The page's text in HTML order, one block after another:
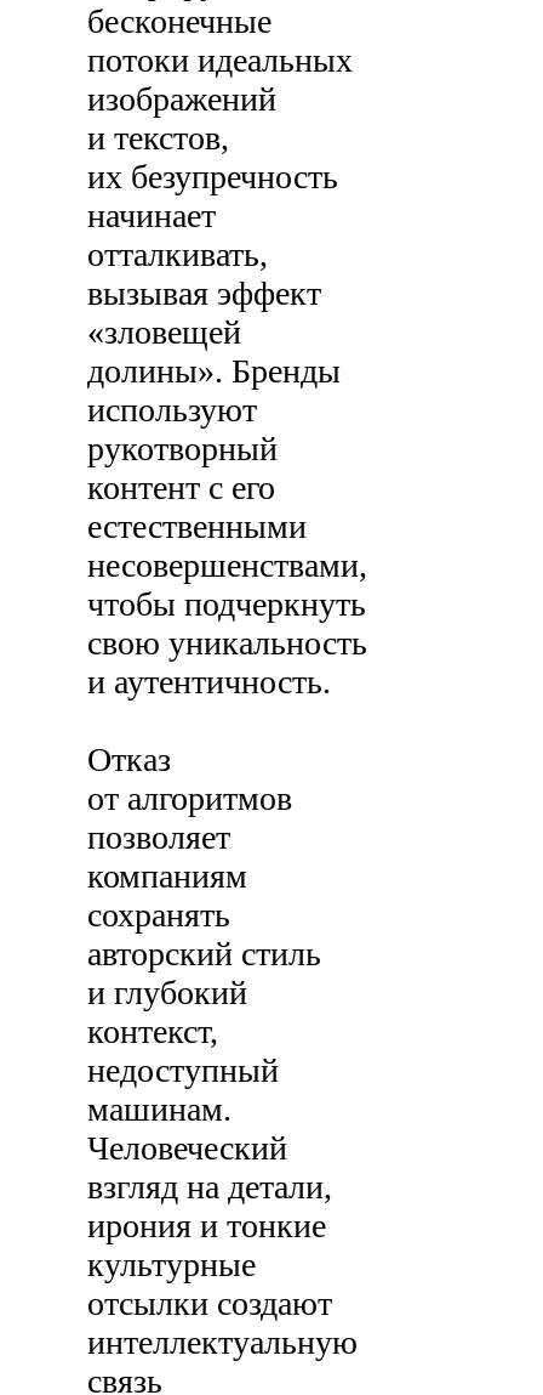
бесконечные
потоки идеальных
изображений
и текстов,
их безупречность
начинает
отталкивать,
вызывая эффект
«зловещей
долины». Бренды
используют
рукотворный
контент с его
естественными
несовершенствами,
чтобы подчеркнуть
свою уникальность
и аутентичность.
Отказ
от алгоритмов
позволяет
компаниям
сохранять
авторский стиль
и глубокий
контекст,
недоступный
машинам.
Человеческий
взгляд на детали,
ирония и тонкие
культурные
отсылки создают
интеллектуальную
связь